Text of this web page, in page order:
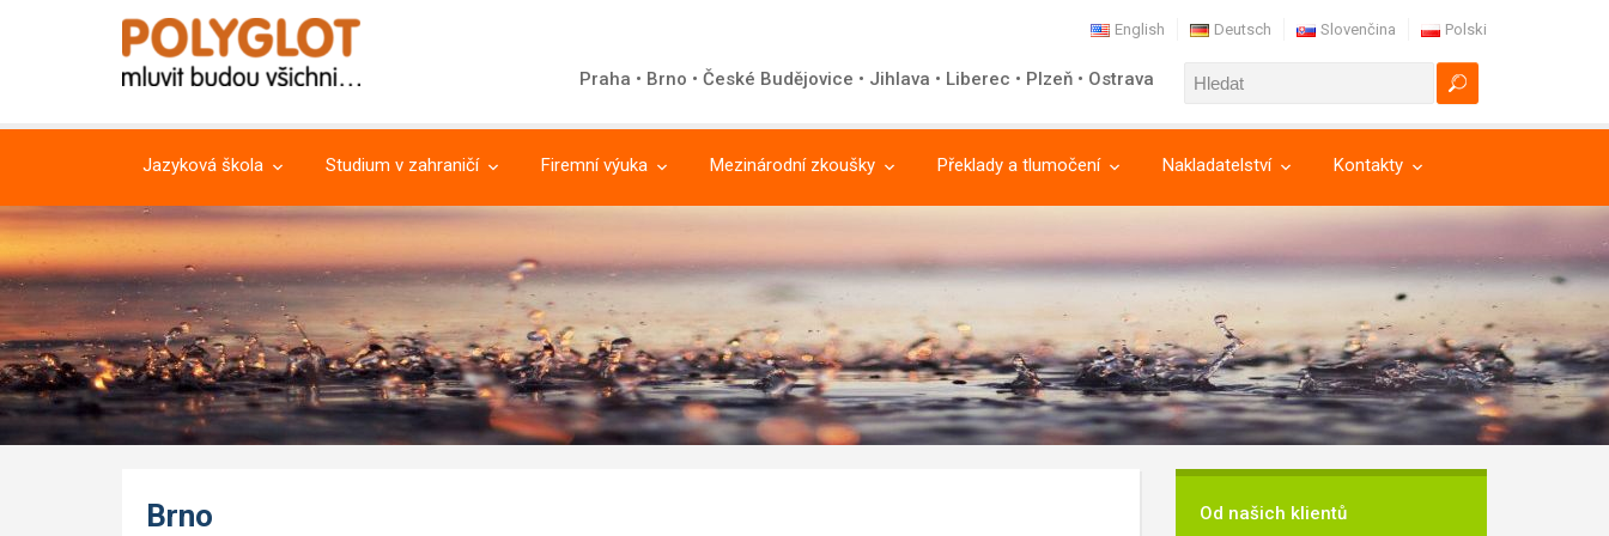
English Deutsch Slovenčina Polski
Praha • Brno • České Budějovice • Jihlava • Liberec • Plzeň • Ostrava
Jazyková škola Studium v zahraničí Firemní výuka Mezinárodní zkoušky Překlady a tlumočení Nakladatelství Kontakty
Brno Od našich klientů